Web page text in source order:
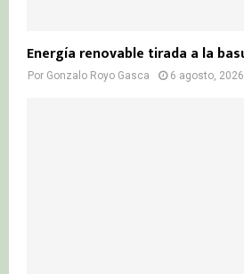
Energía renovable tirada a la
Por Gonzalo Royo Gasca 6 agosto, 2026